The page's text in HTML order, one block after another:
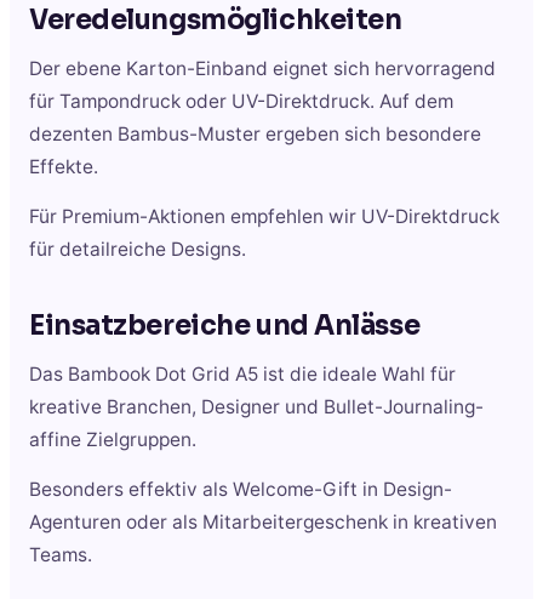
Veredelungsmöglichkeiten
Der ebene Karton-Einband eignet sich hervorragend
für Tampondruck oder UV-Direktdruck. Auf dem
dezenten Bambus-Muster ergeben sich besondere
Effekte.
Für Premium-Aktionen empfehlen wir UV-Direktdruck
für detailreiche Designs.
Einsatzbereiche und Anlässe
Das Bambook Dot Grid A5 ist die ideale Wahl für
kreative Branchen, Designer und Bullet-Journaling-
affine Zielgruppen.
Besonders effektiv als Welcome-Gift in Design-
Agenturen oder als Mitarbeitergeschenk in kreativen
Teams.